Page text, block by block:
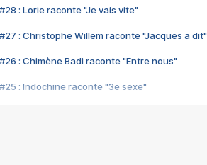
#28 : Lorie raconte "Je vais vite"
#27 : Christophe Willem raconte "Jacques a dit"
#26 : Chimène Badi raconte "Entre nous"
#25 : Indochine raconte "3e sexe"